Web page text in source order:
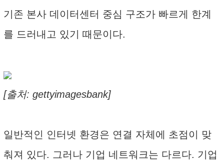
기존 본사 데이터센터 중심 구조가 빠르게 한계
를 드러내고 있기 때문이다.
[출처: gettyimagesbank]
일반적인 인터넷 환경은 연결 자체에 초점이 맞
춰져 있다. 그러나 기업 네트워크는 다르다. 기업